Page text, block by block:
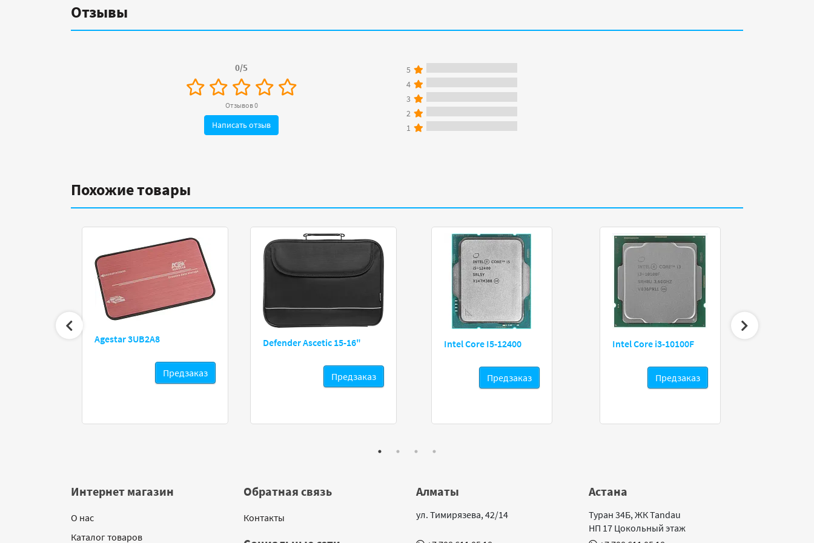
Отзывы
0/5
Отзывов 0
Написать отзыв
5
4
3
2
1
Похожие товары
Agestar 3UB2A8
Предзаказ
Defender Ascetic 15-16"
Предзаказ
Intel Core I5-12400
Предзаказ
Intel Core i3-10100F
Предзаказ
Интернет магазин
О нас
Каталог товаров
Обратная связь
Контакты
Алматы
ул. Тимирязева, 42/14
Астана
Туран 34Б, ЖК Tandau
НП 17 Цокольный этаж